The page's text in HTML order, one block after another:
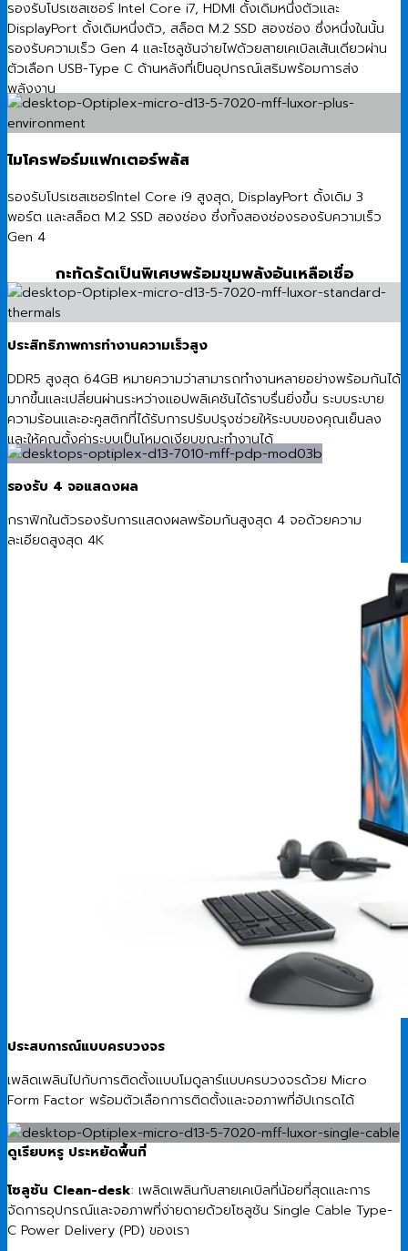
รองรับโปรเซสเซอร์ Intel Core i7, HDMI ดั้งเดิมหนึ่งตัวและ
DisplayPort ดั้งเดิมหนึ่งตัว, สล็อต M.2 SSD สองช่อง ซึ่งหนึ่งในนั้น
รองรับความเร็ว Gen 4 และโซลูชันจ่ายไฟด้วยสายเคเบิลเส้นเดียวผ่าน
ตัวเลือก USB-Type C ด้านหลังที่เป็นอุปกรณ์เสริมพร้อมการส่ง
พลังงาน
ไมโครฟอร์มแฟกเตอร์พลัส
รองรับโปรเซสเซอร์Intel Core i9 สูงสุด, DisplayPort ดั้งเดิม 3
พอร์ต และสล็อต M.2 SSD สองช่อง ซึ่งทั้งสองช่องรองรับความเร็ว
Gen 4
กะทัดรัดเป็นพิเศษพร้อมขุมพลังอันเหลือเชื่อ
ประสิทธิภาพการทำงานความเร็วสูง
DDR5 สูงสุด 64GB หมายความว่าสามารถทำงานหลายอย่างพร้อมกันได้
มากขึ้นและเปลี่ยนผ่านระหว่างแอปพลิเคชันได้ราบรื่นยิ่งขึ้น ระบบระบาย
ความร้อนและอะคูสติกที่ได้รับการปรับปรุงช่วยให้ระบบของคุณเย็นลง
และให้คุณตั้งค่าระบบเป็นโหมดเงียบขณะทำงานได้
รองรับ 4 จอแสดงผล
กราฟิกในตัวรองรับการแสดงผลพร้อมกันสูงสุด 4 จอด้วยความ
ละเอียดสูงสุด 4K
ประสบการณ์แบบครบวงจร
เพลิดเพลินไปกับการติดตั้งแบบโมดูลาร์แบบครบวงจรด้วย Micro
Form Factor พร้อมตัวเลือกการติดตั้งและจอภาพที่อัปเกรดได้
ดูเรียบหรู ประหยัดพื้นที่
โซลูชัน Clean-desk: เพลิดเพลินกับสายเคเบิลที่น้อยที่สุดและการ
จัดการอุปกรณ์และจอภาพที่ง่ายดายด้วยโซลูชัน Single Cable Type-
C Power Delivery (PD) ของเรา